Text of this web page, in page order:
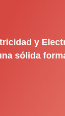
y
sólida